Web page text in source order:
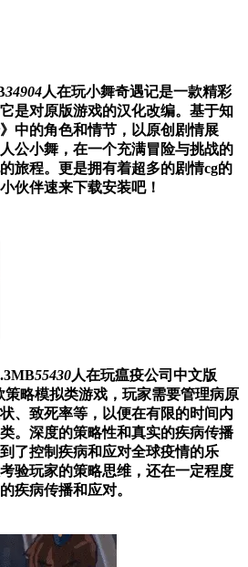
34904人在玩小舞奇遇记是一款精彩
是对原版游戏的汉化改编。基于知
中的角色和情节，以原创剧情展
公小舞，在一个充满冒险与挑战的
旅程。更是拥有着超多的剧情cg的
伙伴速来下载安装吧！
55430人在玩瘟疫公司中文版
策略模拟类游戏，玩家需要管理病原
、致死率等，以便在有限的时间内
。深度的策略性和真实的疾病传播
了控制疾病和应对全球疫情的乐
验玩家的策略思维，还在一定程度
疾病传播和应对。